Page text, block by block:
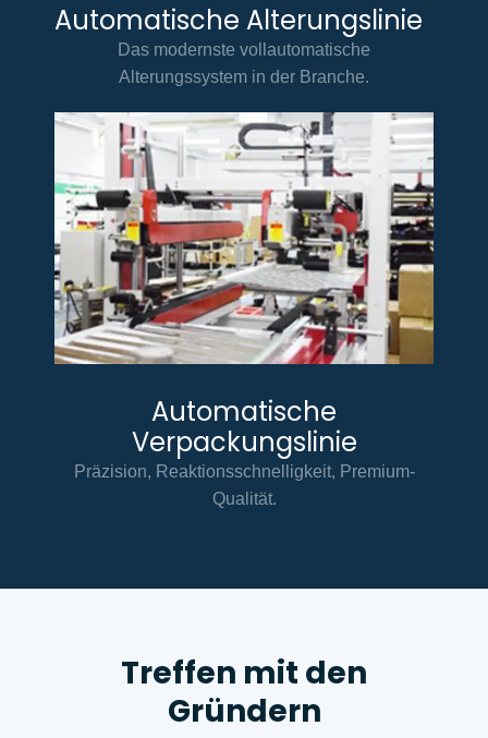
Automatische Alterungslinie
Das modernste vollautomatische
Alterungssystem in der Branche.
Automatische
Verpackungslinie
Präzision, Reaktionsschnelligkeit, Premium-
Qualität.
Treffen mit den
Gründern